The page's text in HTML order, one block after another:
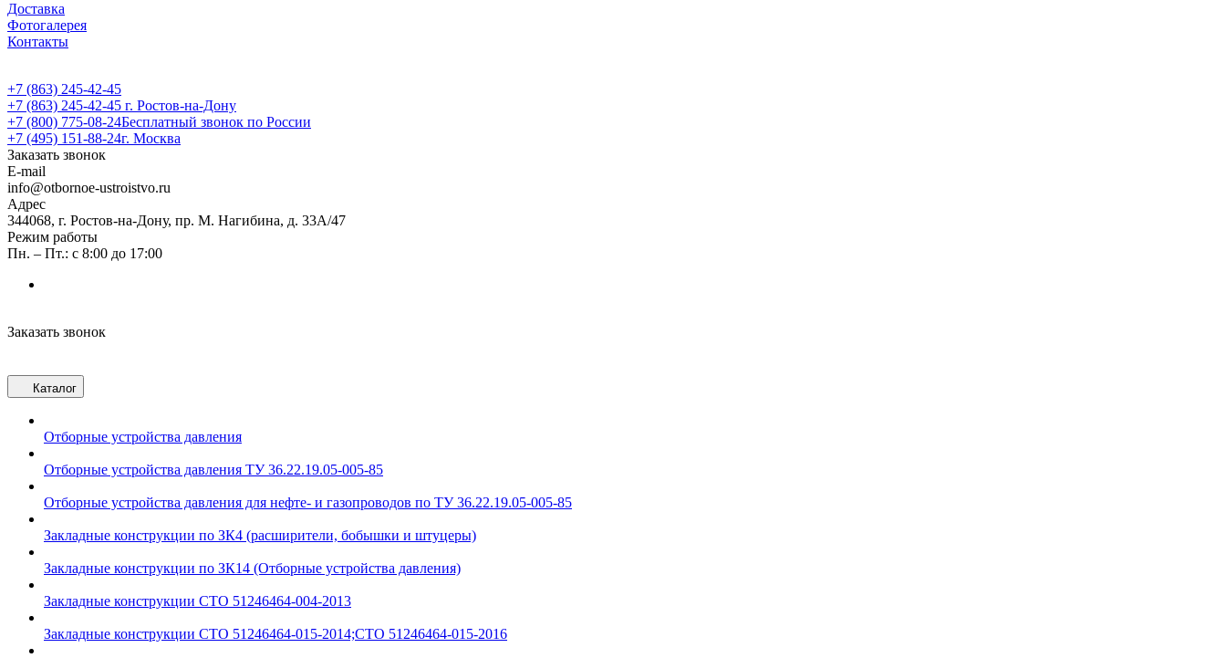
Доставка
Фотогалерея
Контакты
+7 (863) 245-42-45
+7 (863) 245-42-45 г. Ростов-на-Дону
+7 (800) 775-08-24Бесплатный звонок по России
+7 (495) 151-88-24г. Москва
Заказать звонок
E-mail
info@otbornoe-ustroistvo.ru
Адрес
344068, г. Ростов-на-Дону, пр. М. Нагибина, д. 33А/47
Режим работы
Пн. – Пт.: с 8:00 до 17:00
Заказать звонок
Каталог
Отборные устройства давления
Отборные устройства давления ТУ 36.22.19.05-005-85
Отборные устройства давления для нефте- и газопроводов по ТУ 36.22.19.05-005-85
Закладные конструкции по ЗК4 (расширители, бобышки и штуцеры)
Закладные конструкции по ЗК14 (Отборные устройства давления)
Закладные конструкции СТО 51246464-004-2013
Закладные конструкции СТО 51246464-015-2014;СТО 51246464-015-2016